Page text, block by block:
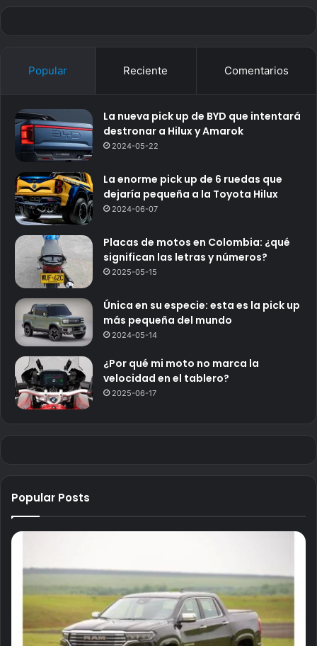
Popular Reciente Comentarios
La nueva pick up de BYD que intentará
destronar a Hilux y Amarok
2024-05-22
La enorme pick up de 6 ruedas que
dejaría pequeña a la Toyota Hilux
2024-06-07
Placas de motos en Colombia: ¿qué
significan las letras y números?
2025-05-15
Única en su especie: esta es la pick up
más pequeña del mundo
2024-05-14
¿Por qué mi moto no marca la
velocidad en el tablero?
2025-06-17
Popular Posts